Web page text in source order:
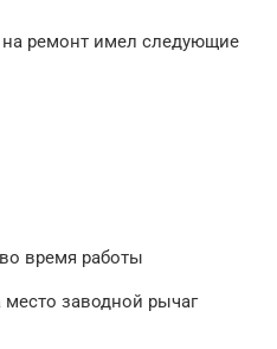
на ремонт имел следующие
время работы
заводной рычаг